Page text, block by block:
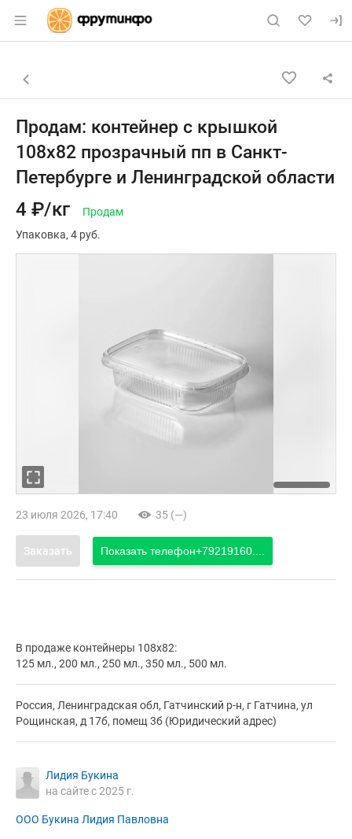
Раздел навигации по сайту fruitinfo.ru
Объявление: Продам:
Навигация и управление объявлением
Назад к списку объявлений
Продам: контейнер с крышкой
108х82 прозрачный пп в Санкт-
Петербурге и Ленинградской области
4 ₽/кг
Продам
Упаковка 4 руб.
23 июля 2026, 17:40 35 (—)
Заказать Показать телефон+79219160....
В продаже контейнеры 108х82:
125 мл., 200 мл., 250 мл., 350 мл., 500 мл.
Россия, Ленинградская обл, Гатчинский р-н, г Гатчина, ул
Рощинская, д 17б, помещ 3б (Юридический адрес)
Лидия Букина
на сайте с 2025 г.
ООО Букина Лидия Павловна